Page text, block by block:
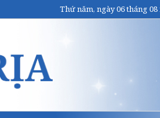
Thứ năm, ngày 06 tháng 08